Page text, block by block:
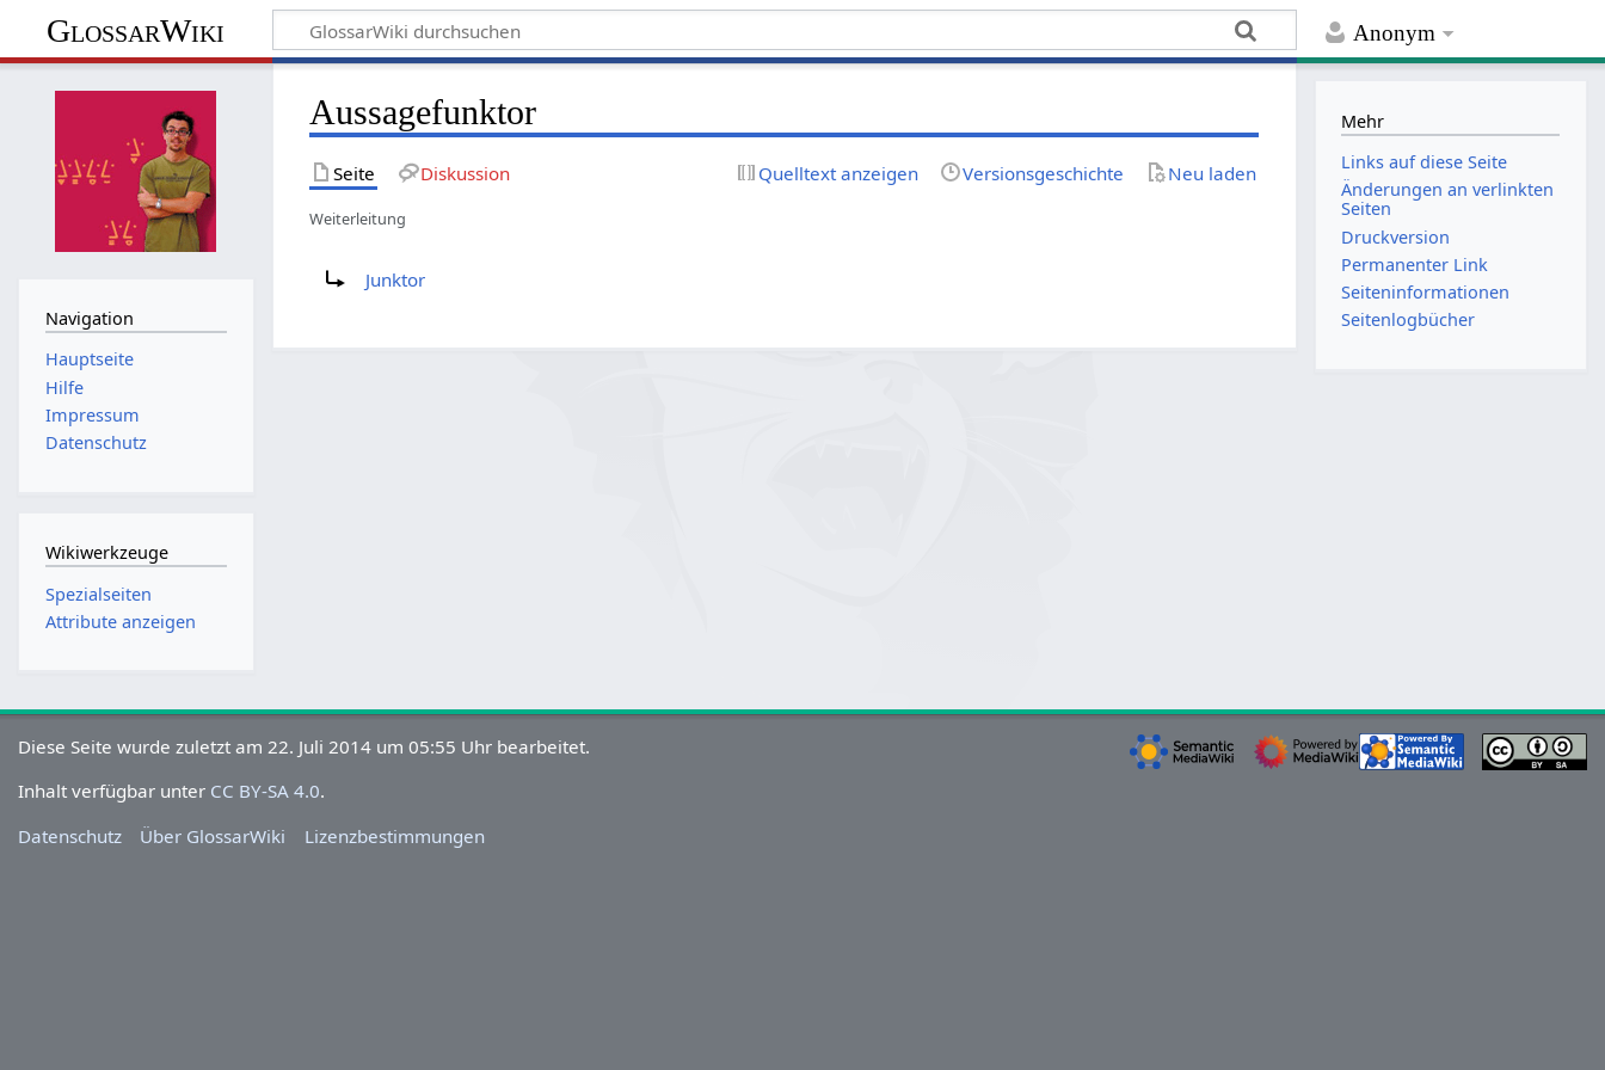
Anonym
GlossarWiki
Aussagefunktor
Seite Diskussion Quelltext anzeigen Versionsgeschichte Neu laden
Weiterleitung
Junktor
Navigation
Hauptseite
Hilfe
Impressum
Datenschutz
Wikiwerkzeuge
Spezialseiten
Attribute anzeigen
Mehr
Links auf diese Seite
Änderungen an verlinkten
Seiten
Druckversion
Permanenter Link
Seiten­­informationen
Seitenlogbücher
Diese Seite wurde zuletzt am 22. Juli 2014 um 05:55 Uhr bearbeitet.
Inhalt verfügbar unter CC BY-SA 4.0.
Datenschutz
Über GlossarWiki Lizenzbestimmungen